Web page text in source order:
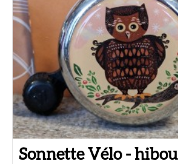
Sonnette Vélo - hibou